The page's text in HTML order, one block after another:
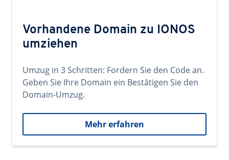
Vorhandene Domain zu IONOS
umziehen
Umzug in 3 Schritten: Fordern Sie den Code an.
Geben Sie Ihre Domain ein Bestätigen Sie den
Domain-Umzug.
Mehr erfahren